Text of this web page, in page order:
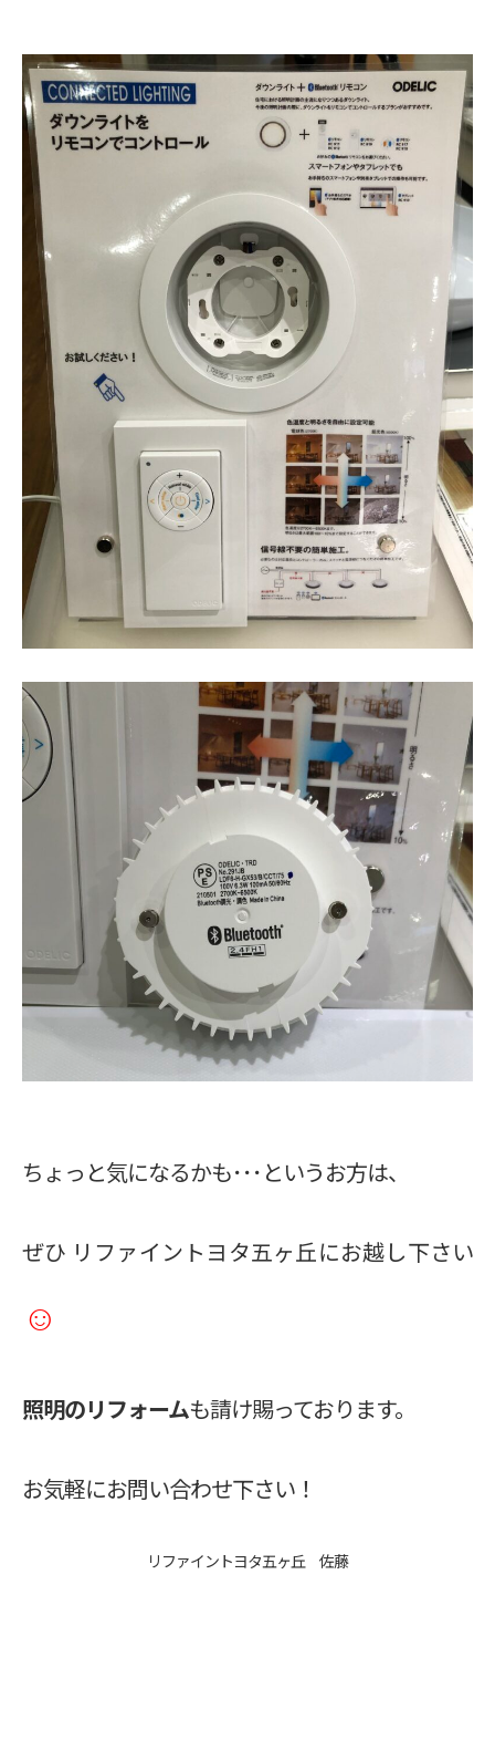
ちょっと気になるかも･･･というお方は、
ぜひ リファイントヨタ五ヶ丘にお越し下さい
☺
照明のリフォームも請け賜っております。
お気軽にお問い合わせ下さい！
リファイントヨタ五ヶ丘 佐藤